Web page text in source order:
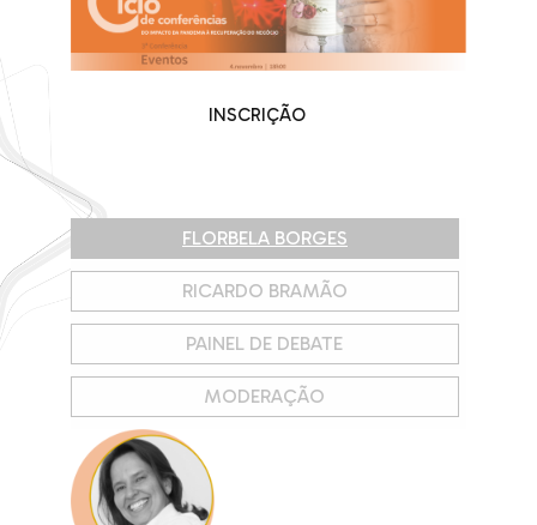
INSCRIÇÃO
FLORBELA BORGES
RICARDO BRAMÃO
PAINEL DE DEBATE
MODERAÇÃO